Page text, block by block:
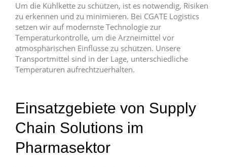
Um die Kühlkette zu schützen, ist es notwendig, Risiken
zu erkennen und zu minimieren. Bei CGATE Logistics
setzen wir auf modernste Technologie zur
Temperaturkontrolle, um die Arzneimittel vor
atmosphärischen Einflüsse zu schützen. Unsere
Transportmittel sind in der Lage, unterschiedliche
Temperaturen aufrechtzuerhalten.
Einsatzgebiete von Supply
Chain Solutions im
Pharmasektor